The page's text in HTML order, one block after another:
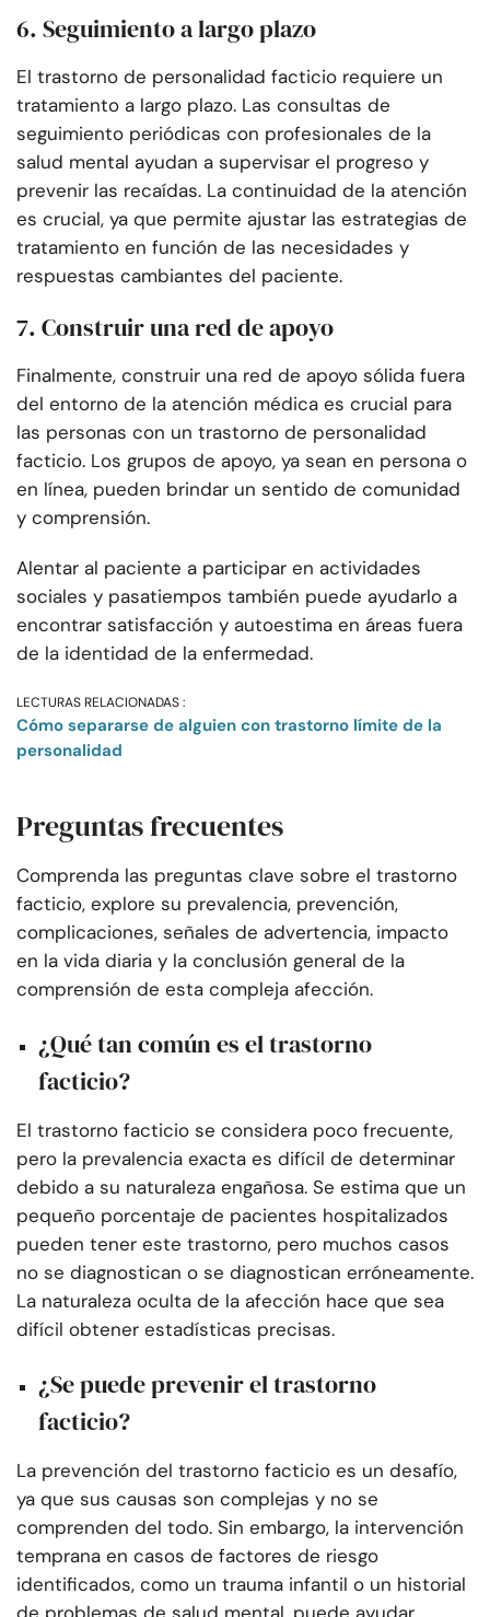
6. Seguimiento a largo plazo
El trastorno de personalidad facticio requiere un
tratamiento a largo plazo. Las consultas de
seguimiento periódicas con profesionales de la
salud mental ayudan a supervisar el progreso y
prevenir las recaídas. La continuidad de la atención
es crucial, ya que permite ajustar las estrategias de
tratamiento en función de las necesidades y
respuestas cambiantes del paciente.
7. Construir una red de apoyo
Finalmente, construir una red de apoyo sólida fuera
del entorno de la atención médica es crucial para
las personas con un trastorno de personalidad
facticio. Los grupos de apoyo, ya sean en persona o
en línea, pueden brindar un sentido de comunidad
y comprensión.
Alentar al paciente a participar en actividades
sociales y pasatiempos también puede ayudarlo a
encontrar satisfacción y autoestima en áreas fuera
de la identidad de la enfermedad.
LECTURAS RELACIONADAS :
Cómo separarse de alguien con trastorno límite de la
personalidad
Preguntas frecuentes
Comprenda las preguntas clave sobre el trastorno
facticio, explore su prevalencia, prevención,
complicaciones, señales de advertencia, impacto
en la vida diaria y la conclusión general de la
comprensión de esta compleja afección.
¿Qué tan común es el trastorno
facticio?
El trastorno facticio se considera poco frecuente,
pero la prevalencia exacta es difícil de determinar
debido a su naturaleza engañosa. Se estima que un
pequeño porcentaje de pacientes hospitalizados
pueden tener este trastorno, pero muchos casos
no se diagnostican o se diagnostican erróneamente.
La naturaleza oculta de la afección hace que sea
difícil obtener estadísticas precisas.
¿Se puede prevenir el trastorno
facticio?
La prevención del trastorno facticio es un desafío,
ya que sus causas son complejas y no se
comprenden del todo. Sin embargo, la intervención
temprana en casos de factores de riesgo
identificados, como un trauma infantil o un historial